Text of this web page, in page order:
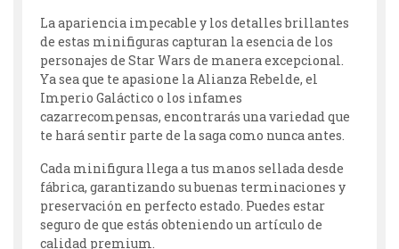
La apariencia impecable y los detalles brillantes
de estas minifiguras capturan la esencia de los
personajes de Star Wars de manera excepcional.
Ya sea que te apasione la Alianza Rebelde, el
Imperio Galáctico o los infames
cazarrecompensas, encontrarás una variedad que
te hará sentir parte de la saga como nunca antes.
Cada minifigura llega a tus manos sellada desde
fábrica, garantizando su buenas terminaciones y
preservación en perfecto estado. Puedes estar
seguro de que estás obteniendo un artículo de
calidad premium.